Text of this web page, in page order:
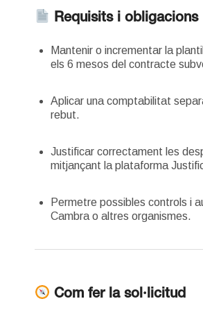
Requisits i obligacions
Mantenir o incrementar la
els 6 mesos del contracte
Aplicar una comptabilitat
rebut.
Justificar correctament les
mitjançant la plataforma
Permetre possibles controls i
Cambra o altres organismes.
Com fer la sol·licitud